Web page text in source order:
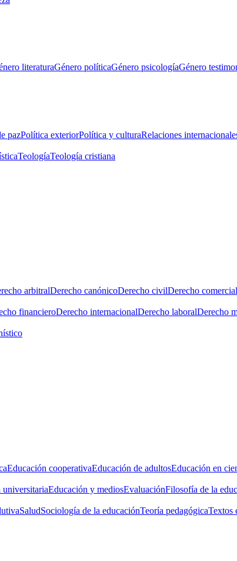
literaturaGénero políticaGénero psicologíaGénero
pazPolítica exteriorPolítica y culturaRelaciones
TeologíaTeología cristiana
arbitralDerecho canónicoDerecho civilDerecho comercial
financieroDerecho internacionalDerecho laboralDerecho
Educación cooperativaEducación de adultosEducación en
universitariaEducación y mediosEvaluaciónFilosofía de la
SaludSociología de la educaciónTeoría pedagógicaTextos